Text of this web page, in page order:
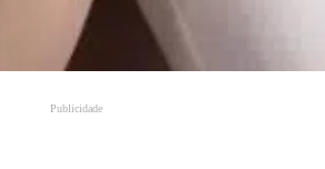
Publicidade